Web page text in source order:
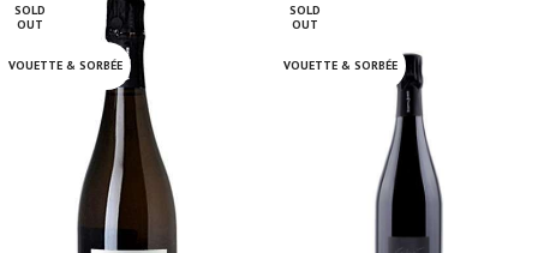
SOLD
OUT
VOUETTE & SORBÉE
SOLD
OUT
VOUETTE & SORBÉE